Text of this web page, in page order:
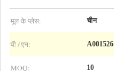
मूल के प्लेस: चीन
पी / एन: A001526
MOQ: 10